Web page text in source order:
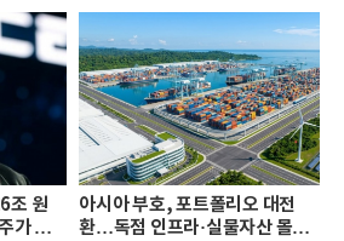
조 원
가 하
아시아 부호, 포트폴리오 대전
환…독점 인프라·실물자산 몰린